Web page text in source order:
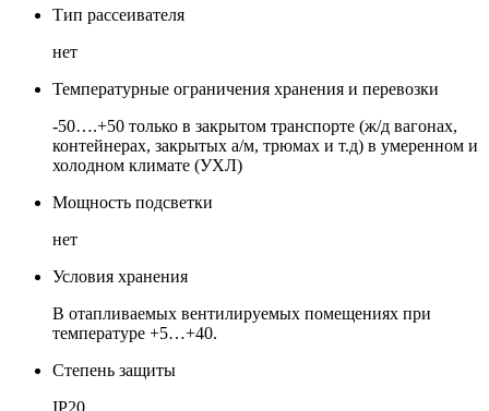
Тип рассеивателя
нет
Температурные ограничения хранения и перевозки
-50….+50 только в закрытом транспорте (ж/д вагонах,
контейнерах, закрытых а/м, трюмах и т.д) в умеренном и
холодном климате (УХЛ)
Мощность подсветки
нет
Условия хранения
В отапливаемых вентилируемых помещениях при
температуре +5…+40.
Степень защиты
IP20